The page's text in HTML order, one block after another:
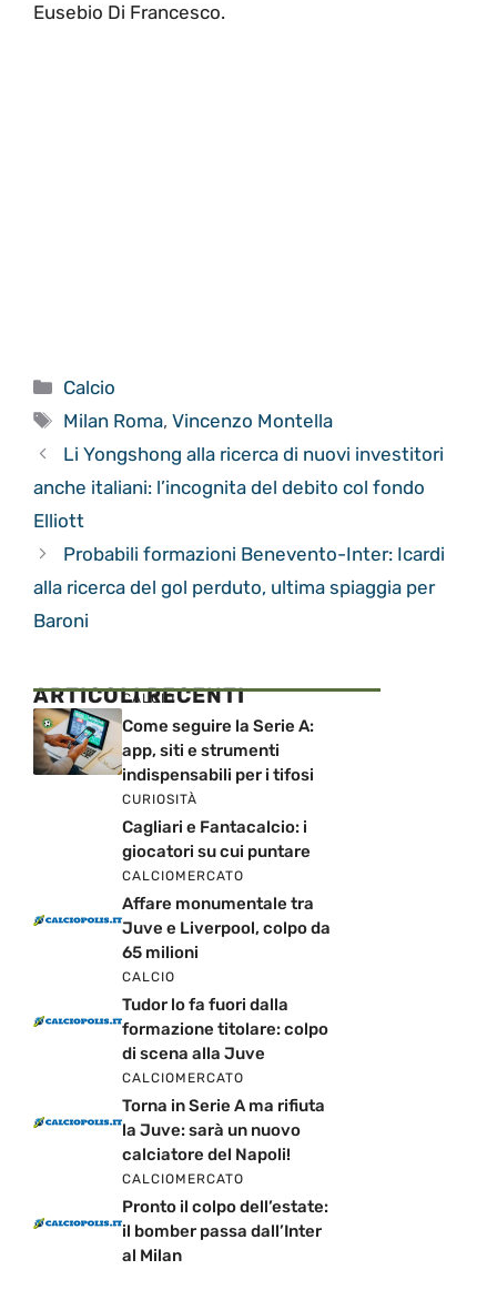
Eusebio Di Francesco.
Categorie
Calcio
Tag
Milan Roma,Vincenzo Montella
Li Yongshong alla ricerca di nuovi investitori
anche italiani: l’incognita del debito col fondo
Elliott
Probabili formazioni Benevento-Inter: Icardi
alla ricerca del gol perduto, ultima spiaggia per
Baroni
ARTICOLI RECENTI
CALCIO
Come seguire la Serie A:
app, siti e strumenti
indispensabili per i tifosi
CURIOSITÀ
Cagliari e Fantacalcio: i
giocatori su cui puntare
CALCIOMERCATO
Affare monumentale tra
Juve e Liverpool, colpo da
65 milioni
CALCIO
Tudor lo fa fuori dalla
formazione titolare: colpo
di scena alla Juve
CALCIOMERCATO
Torna in Serie A ma rifiuta
la Juve: sarà un nuovo
calciatore del Napoli!
CALCIOMERCATO
Pronto il colpo dell’estate:
il bomber passa dall’Inter
al Milan